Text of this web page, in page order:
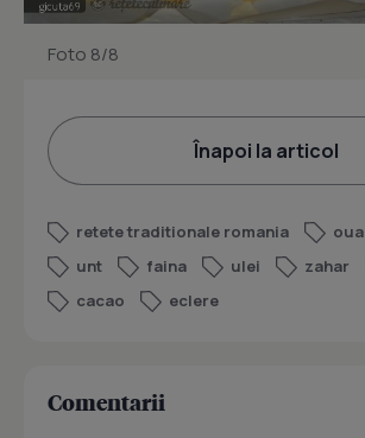
Foto 8/8
Înapoi la articol
retete traditionale romania oua
unt
faina ulei zahar
cacao
eclere
Comentarii